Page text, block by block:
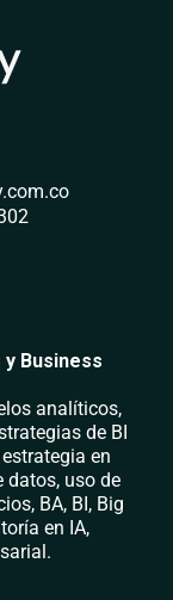
Business
analíticos,
de BI
en
datos, uso de
BA, BI, Big
en IA,